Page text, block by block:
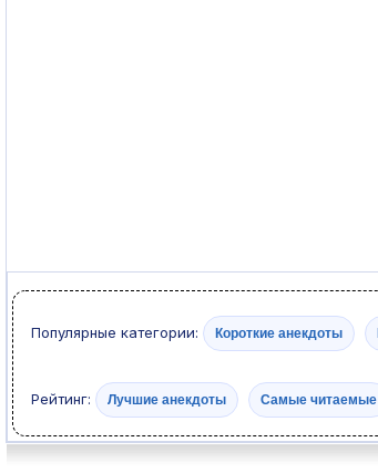
Популярные категории: Короткие анекдоты
Рейтинг: Лучшие анекдоты Самые читаемые